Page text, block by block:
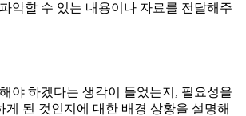
악할 수 있는 내용이나 자료를 전달해주
야 하겠다는 생각이 들었는지, 필요성을
게 된 것인지에 대한 배경 상황을 설명해